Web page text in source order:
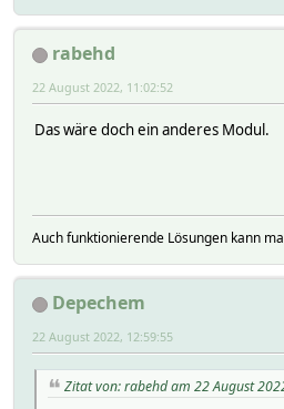
rabehd
22 August 2022, 11:02:52
Das wäre doch ein anderes Modul.
Auch funktionierende Lösungen kann
Depechem
22 August 2022, 12:59:55
Zitat von: rabehd am 22 August